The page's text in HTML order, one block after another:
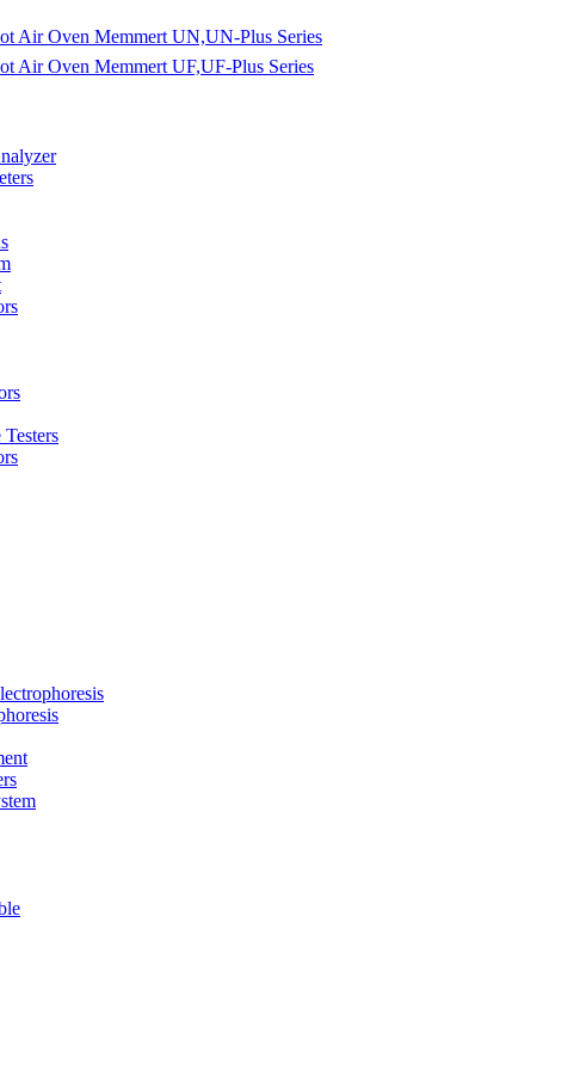
Air Oven Memmert UN,UN-Plus Series
Oven Memmert UF,UF-Plus Series